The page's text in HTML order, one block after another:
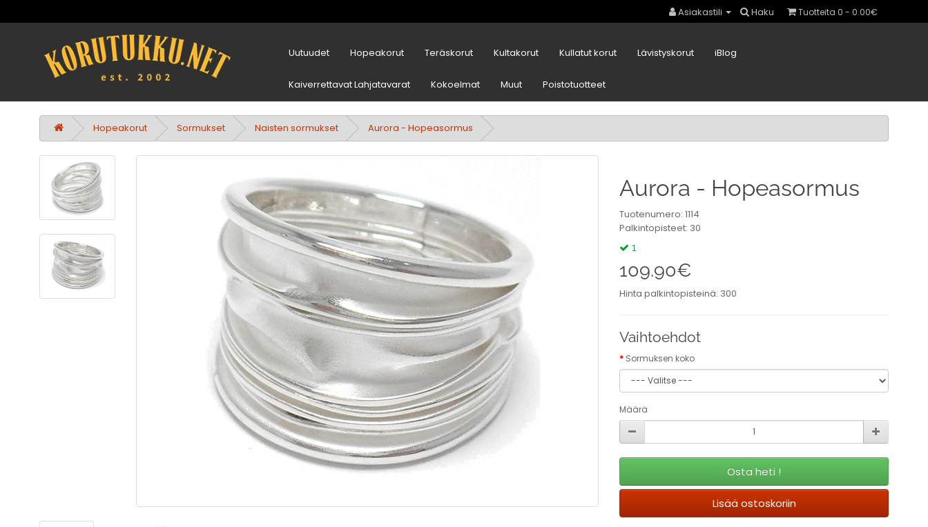
Asiakastili Haku Tuotteita 0 - 0.00€
Uutuudet Hopeakorut Teräskorut Kultakorut Kullatut korut Lävistyskorut iBlog
Kaiverrettavat Lahjatavarat Kokoelmat Muut Poistotuotteet
Hopeakorut Sormukset Naisten sormukset Aurora - Hopeasormus
Aurora - Hopeasormus
Tuotenumero: 1114
Palkintopisteet: 30
1
109.90€
Hinta palkintopisteinä: 300
Vaihtoehdot
Sormuksen koko
Määrä
Osta heti !
Lisää ostoskoriin